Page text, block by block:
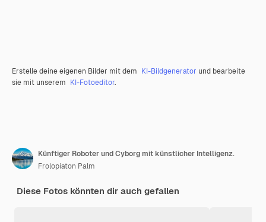
Erstelle deine eigenen Bilder mit dem KI-Bildgenerator und bearbeite
sie mit unserem KI-Fotoeditor.
Künftiger Roboter und Cyborg mit künstlicher Intelligenz.
Frolopiaton Palm
Diese Fotos könnten dir auch gefallen